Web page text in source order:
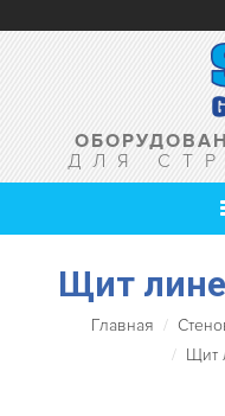
ДЛЯ
О
Щит
Главная
Щит